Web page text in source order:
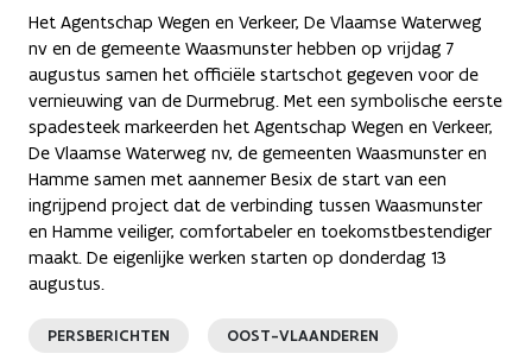
Het Agentschap Wegen en Verkeer, De Vlaamse Waterweg
nv en de gemeente Waasmunster hebben op vrijdag 7
augustus samen het officiële startschot gegeven voor de
vernieuwing van de Durmebrug. Met een symbolische eerste
spadesteek markeerden het Agentschap Wegen en Verkeer,
De Vlaamse Waterweg nv, de gemeenten Waasmunster en
Hamme samen met aannemer Besix de start van een
ingrijpend project dat de verbinding tussen Waasmunster
en Hamme veiliger, comfortabeler en toekomstbestendiger
maakt. De eigenlijke werken starten op donderdag 13
augustus.
PERSBERICHTEN OOST-VLAANDEREN